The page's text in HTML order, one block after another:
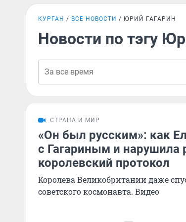
КУРГАН ВСЕ НОВОСТИ ЮРИЙ ГАГАРИН
Новости по тэгу
СТРАНА И МИР
«Он был русским»: как
с Гагариным и нарушила
королевский протокол
Королева Великобритании даже
советского космонавта. Видео